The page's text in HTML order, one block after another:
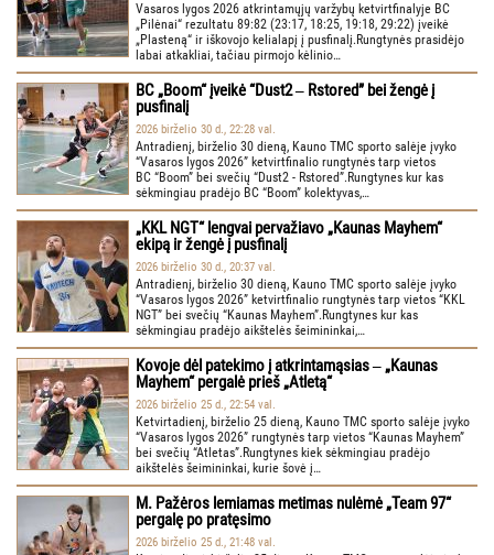
Vasaros lygos 2026 atkrintamųjų varžybų ketvirtfinalyje BC
„Pilėnai“ rezultatu 89:82 (23:17, 18:25, 19:18, 29:22) įveikė
„Plasteną“ ir iškovojo kelialapį į pusfinalį.Rungtynės prasidėjo
labai atkakliai, tačiau pirmojo kėlinio…
BC „Boom“ įveikė “Dust2 ‒ Rstored” bei žengė į
pusfinalį
2026 birželio 30 d., 22:28 val.
Antradienį, birželio 30 dieną, Kauno TMC sporto salėje įvyko
“Vasaros lygos 2026” ketvirtfinalio rungtynės tarp vietos
BC “Boom” bei svečių “Dust2 - Rstored”.Rungtynes kur kas
sėkmingiau pradėjo BC “Boom” kolektyvas,…
„KKL NGT“ lengvai pervažiavo „Kaunas Mayhem“
ekipą ir žengė į pusfinalį
2026 birželio 30 d., 20:37 val.
Antradienį, birželio 30 dieną, Kauno TMC sporto salėje įvyko
“Vasaros lygos 2026” ketvirtfinalio rungtynės tarp vietos “KKL
NGT” bei svečių “Kaunas Mayhem”.Rungtynes kur kas
sėkmingiau pradėjo aikštelės šeimininkai,…
Kovoje dėl patekimo į atkrintamąsias ‒ „Kaunas
Mayhem“ pergalė prieš „Atletą“
2026 birželio 25 d., 22:54 val.
Ketvirtadienį, birželio 25 dieną, Kauno TMC sporto salėje įvyko
“Vasaros lygos 2026” rungtynės tarp vietos “Kaunas Mayhem”
bei svečių “Atletas”.Rungtynes kiek sėkmingiau pradėjo
aikštelės šeimininkai, kurie šovė į…
M. Pažėros lemiamas metimas nulėmė „Team 97“
pergalę po pratęsimo
2026 birželio 25 d., 21:48 val.